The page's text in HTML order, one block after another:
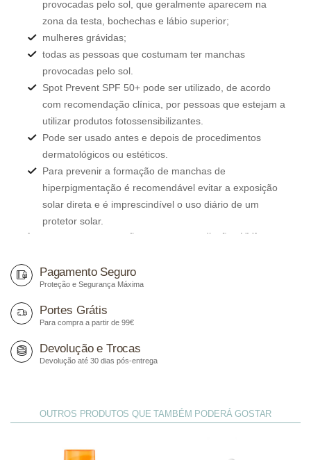
provocadas pelo sol, que geralmente aparecem na
zona da testa, bochechas e lábio superior;
mulheres grávidas;
todas as pessoas que costumam ter manchas
provocadas pelo sol.
Spot Prevent SPF 50+ pode ser utilizado, de acordo
com recomendação clínica, por pessoas que estejam a
utilizar produtos fotossensibilizantes.
Pode ser usado antes e depois de procedimentos
dermatológicos ou estéticos.
Para prevenir a formação de manchas de
hiperpigmentação é recomendável evitar a exposição
solar direta e é imprescindível o uso diário de um
protetor solar.
Assegura uma proteção contra a radiação UVA, que
mínimo recomendado num protetor solar SPF50+.
Previne a formação de manchas provocadas pelo sol.
procedimentos laser.
ao ácido hialurónico.
A sua textura Fusion Fluid funde-se com a sua pele.
Pagamento Seguro
Proteção e Segurança Máxima
Portes Grátis
Para compra a partir de 99€
Devolução e Trocas
Devolução até 30 dias pós-entrega
OUTROS PRODUTOS QUE TAMBÉM PODERÁ GOSTAR